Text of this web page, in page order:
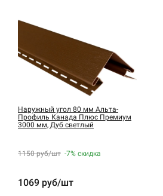
Наружный угол 80 мм Альта-
Профиль Канада Плюс Премиум
3000 мм, Дуб светлый
1150 руб/шт -7% скидка
1069 руб/шт